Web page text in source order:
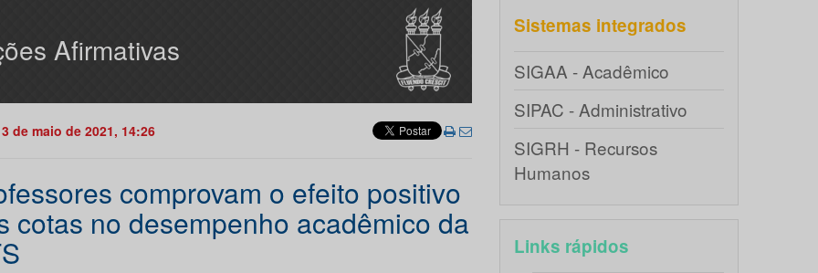
Afirmativas
de maio de 2021, 14:26
comprovam o efeito positivo
cotas no desempenho acadêmico da
Sistemas integrados
SIGAA - Acadêmico
SIPAC - Administrativo
SIGRH - Recursos
Humanos
Links rápidos